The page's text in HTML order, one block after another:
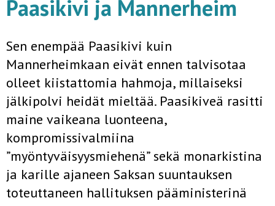
Paasikivi ja Mannerheim
Sen enempää Paasikivi kuin
Mannerheimkaan eivät ennen talvisotaa
olleet kiistattomia hahmoja, millaiseksi
jälkipolvi heidät mieltää. Paasikiveä rasitti
maine vaikeana luonteena,
kompromissivalmiina
”myöntyväisyysmiehenä” sekä monarkistina
ja karille ajaneen Saksan suuntauksen
toteuttaneen hallituksen pääministerinä